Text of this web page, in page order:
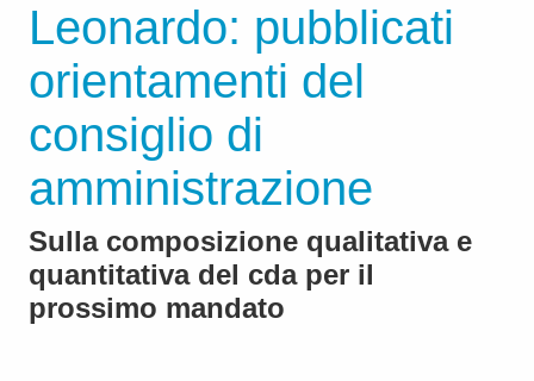
Leonardo: pubblicati
orientamenti del
consiglio di
amministrazione
Sulla composizione qualitativa e
quantitativa del cda per il
prossimo mandato